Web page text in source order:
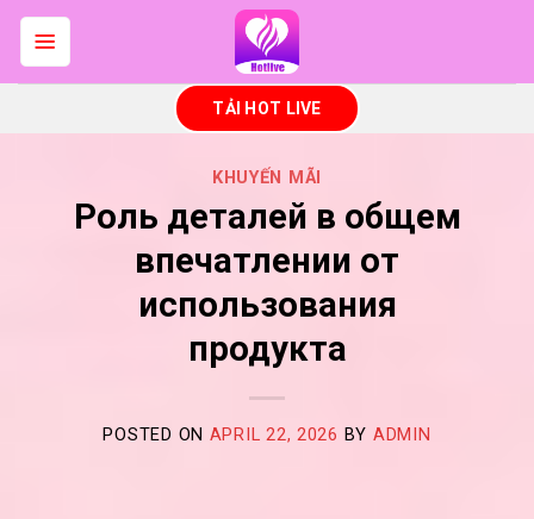
Skip
to
TẢI HOT LIVE
KHUYẾN MÃI
Роль деталей в общем
впечатлении от
использования
продукта
POSTED ON APRIL 22, 2026 BY ADMIN